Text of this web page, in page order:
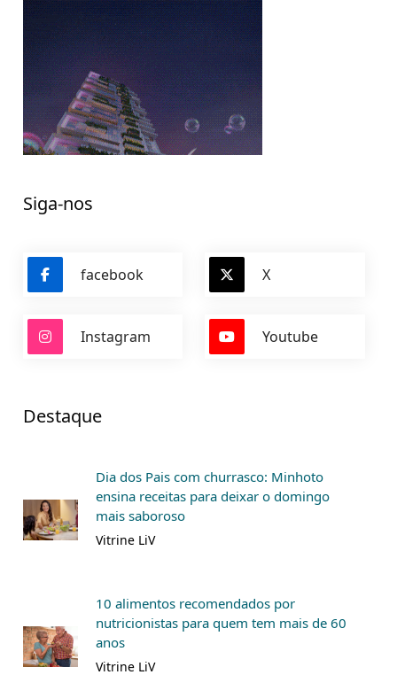
Siga-nos
facebook X
Instagram Youtube
Destaque
Dia dos Pais com churrasco: Minhoto
ensina receitas para deixar o domingo
mais saboroso
Vitrine LiV
10 alimentos recomendados por
nutricionistas para quem tem mais de 60
anos
Vitrine LiV